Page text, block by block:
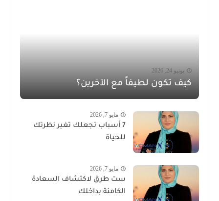
يونيو 24, 2026
كيف تكون لطيفاً مع الآخرين؟
مايو 7, 2026
7 أسباب تجعلك تغير نظرتك
للحياة
مايو 7, 2026
ست طرق لاكتشاف السعادة
الكامنة بداخلك